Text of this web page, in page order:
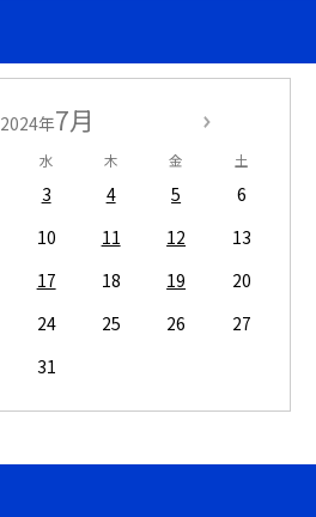
2024年7月
水 木 金 土
3 4 5
6
10 11 12
13
17 18 19
20
24 25 26
27
31